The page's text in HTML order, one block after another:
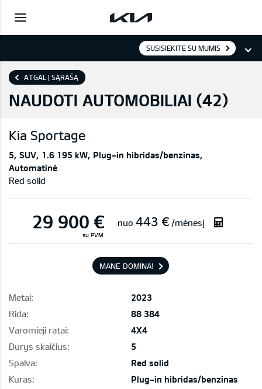
SUSISIEKITE SU MUMIS
ATGAL Į SĄRAŠĄ
NAUDOTI AUTOMOBILIAI (42)
Kia Sportage
5 SUV 1.6 195 kW Plug-in hibridas/benzinas
Automatinė
Red solid
29 900 €
su PVM
nuo443 € /mėnesį
MANE DOMINA!
Metai:
2023
Rida:
88 384
Varomieji ratai:
4X4
Durys skaičius:
5
Spalva:
Red solid
Kuras:
Plug-in hibridas/benzinas